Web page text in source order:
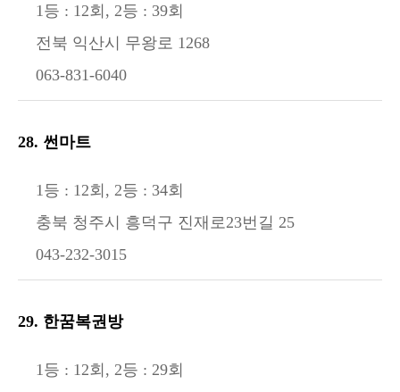
1등 : 12회, 2등 : 39회
전북 익산시 무왕로 1268
063-831-6040
28. 썬마트
1등 : 12회, 2등 : 34회
충북 청주시 흥덕구 진재로23번길 25
043-232-3015
29. 한꿈복권방
1등 : 12회, 2등 : 29회